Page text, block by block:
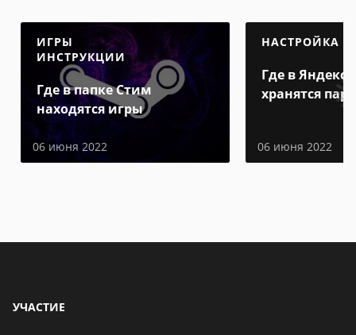
ИГРЫ
ИНСТРУКЦИИ
Где в папке Стим
находятся игры
06 июня 2022
НАСТРОЙКА
Где в Яндекс
хранятся
06 июня 2022
УЧАСТИЕ